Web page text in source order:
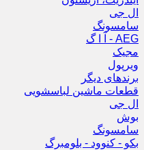
ال جی
سامسونگ
AEG - آ ا گ
مجیک
ویرپول
برندهای دیگر
قطعات ماشین لباسشویی
ال جی
بوش
سامسونگ
بکو - کنوود - بلومبرگ